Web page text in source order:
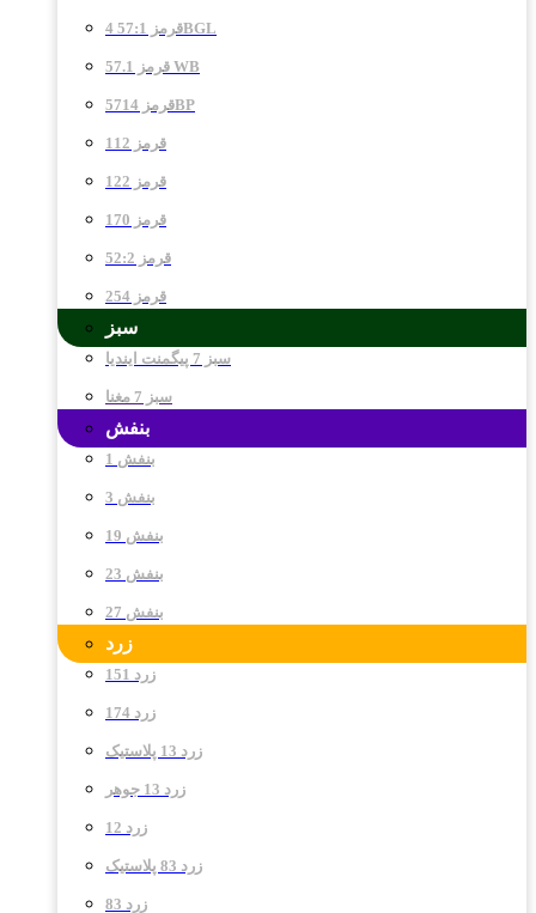
قرمز 57:1 4BGL
قرمز 57.1 WB
قرمز 5714BP
قرمز 112
قرمز 122
قرمز 170
قرمز 52:2
قرمز 254
سبز
سبز 7 پیگمنت ایندیا
سبز 7 مغنا
بنفش
بنفش 1
بنفش 3
بنفش 19
بنفش 23
بنفش 27
زرد
زرد 151
زرد 174
زرد 13 پلاستیک
زرد 13 جوهر
زرد 12
زرد 83 پلاستیک
زرد 83